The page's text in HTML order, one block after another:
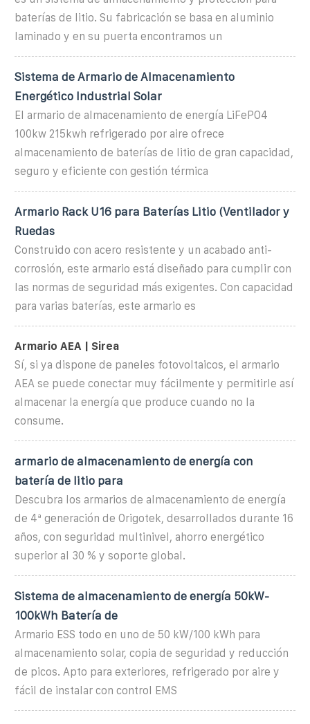
baterías de litio. Su fabricación se basa en aluminio
laminado y en su puerta encontramos un
Sistema de Armario de Almacenamiento
Energético Industrial Solar
El armario de almacenamiento de energía LiFePO4
100kw 215kwh refrigerado por aire ofrece
almacenamiento de baterías de litio de gran capacidad,
seguro y eficiente con gestión térmica
Armario Rack U16 para Baterías Litio (Ventilador y
Ruedas
Construido con acero resistente y un acabado anti-
corrosión, este armario está diseñado para cumplir con
las normas de seguridad más exigentes. Con capacidad
para varias baterías, este armario es
Armario AEA | Sirea
Sí, si ya dispone de paneles fotovoltaicos, el armario
AEA se puede conectar muy fácilmente y permitirle así
almacenar la energía que produce cuando no la
consume.
armario de almacenamiento de energía con
batería de litio para
Descubra los armarios de almacenamiento de energía
de 4ª generación de Origotek, desarrollados durante 16
años, con seguridad multinivel, ahorro energético
superior al 30 % y soporte global.
Sistema de almacenamiento de energía 50kW-
100kWh Batería de
Armario ESS todo en uno de 50 kW/100 kWh para
almacenamiento solar, copia de seguridad y reducción
de picos. Apto para exteriores, refrigerado por aire y
fácil de instalar con control EMS